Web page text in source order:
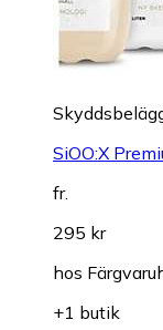
SiOO:X
fr.
295 kr
hos
+1 butik